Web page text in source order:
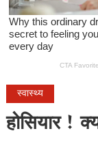
स्वास्थ्य
होसियार !